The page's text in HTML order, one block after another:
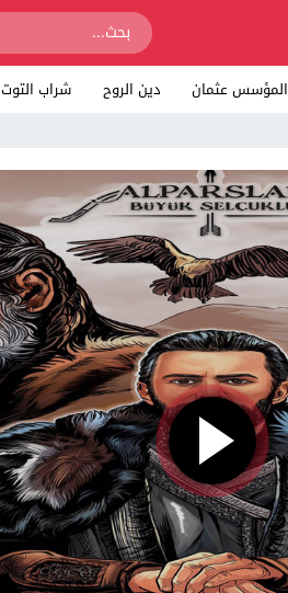
المؤسس عثمان دين الروح شراب التوت